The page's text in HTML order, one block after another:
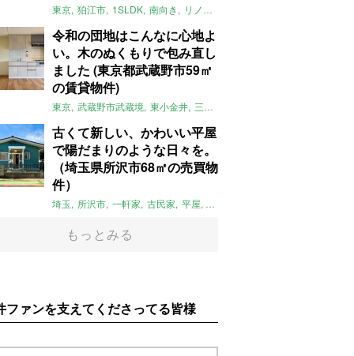
東京 狛江市 1SLDK 南向き リノベ
令和の団地はこんなに心地よ
い。木のぬくもりで包み直し
ました (東京都武蔵野市59㎡
の賃貸物件)
東京 武蔵野市武蔵境 東小金井 三鷹
古くて新しい、かわいい平屋
で陽だまりのような日々を。
（埼玉県所沢市68㎡の売買物
件）
埼玉 所沢市 一軒家 古民家 平屋 庭
もっとみる
ファンを支えてくださってる皆様